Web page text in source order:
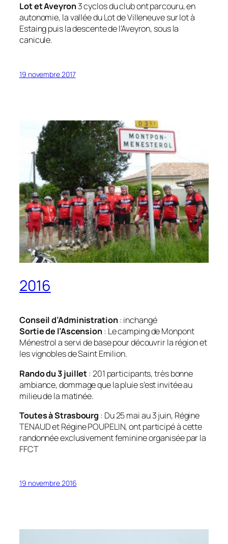
Lot et Aveyron3 cyclos du club ont parcouru, en
autonomie, la vallée du Lot de Villeneuve sur lot à
Estaing puis la descente de l’Aveyron, sous la
canicule.
19 novembre 2017
2016
Conseil d’Administration: inchangé
Sortie de l’Ascension: Le camping de Monpont
Ménestrol a servi de base pour découvrir la région et
les vignobles de Saint Emilion.
Rando du 3 juillet: 201 participants, très bonne
ambiance, dommage que la pluie s’est invitée au
milieu de la matinée.
Toutes à Strasbourg : Du 25 mai au 3 juin, Régine
TENAUD et Régine POUPELIN, ont participé à cette
randonnée exclusivement feminine organisée par la
FFCT
19 novembre 2016